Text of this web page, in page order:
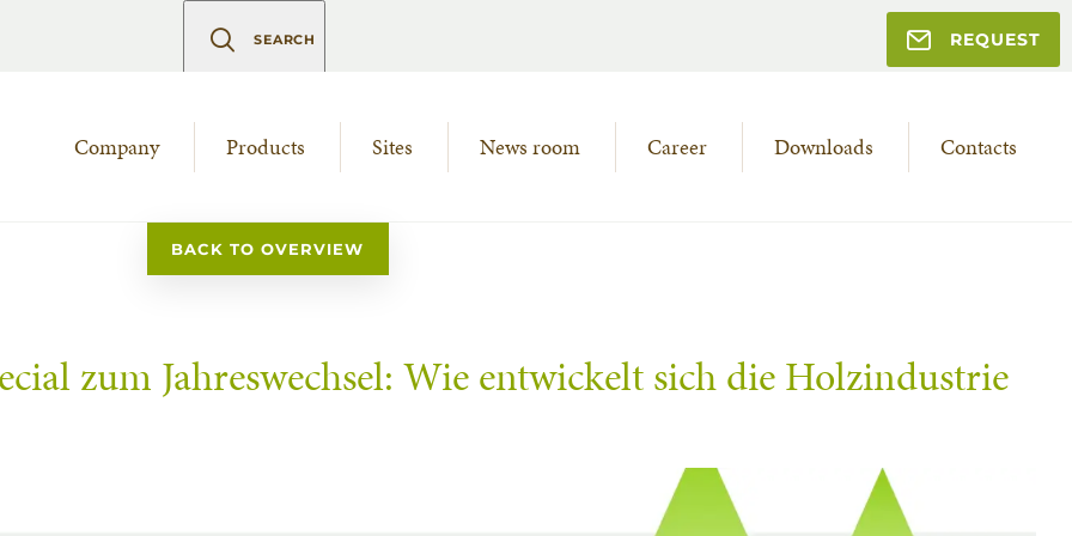
SEARCH REQUEST
Company Products Sites News room Career Downloads Contacts
BACK TO OVERVIEW
zum Jahreswechsel: Wie entwickelt sich die Holzindustrie